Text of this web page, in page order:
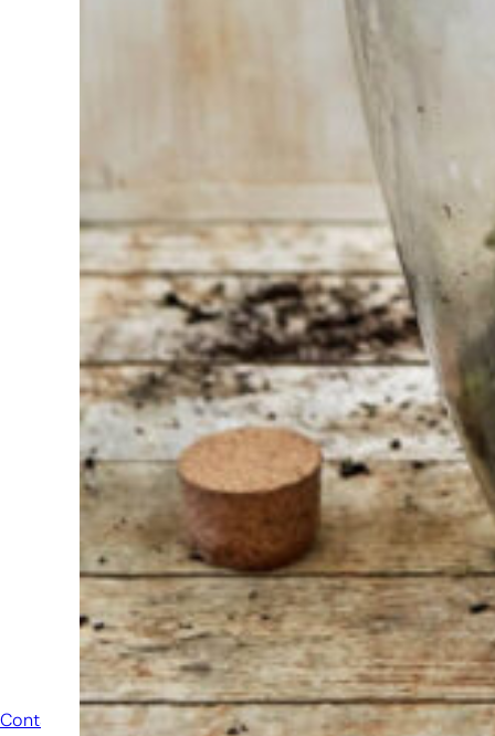
Bij Sneeboer
staan we altijd
klaar om een
Schroom je
niet om even
te bellen of een
wanneer je een
Dan zullen wij
mogelijk jouw
beantwoorden.
Contact